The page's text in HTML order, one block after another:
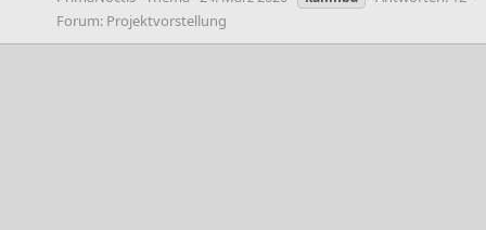
Forum: Projektvorstellung